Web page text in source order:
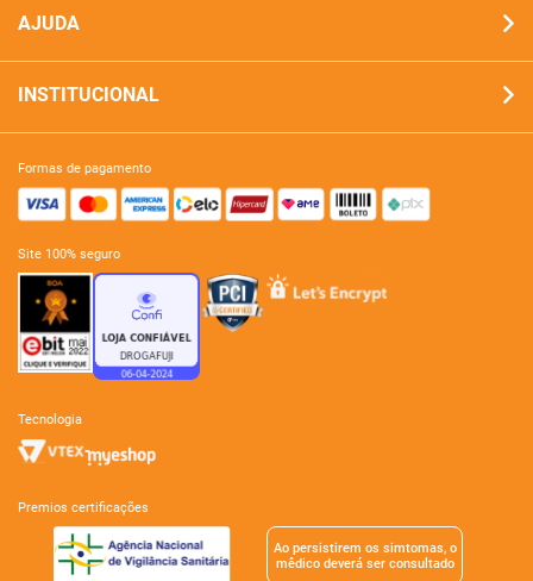
AJUDA
INSTITUCIONAL
formas de pagamento
site 100% seguro
tecnologia
premios certificações
Ao persistirem os simtomas, o
mêdico deverá ser consultado